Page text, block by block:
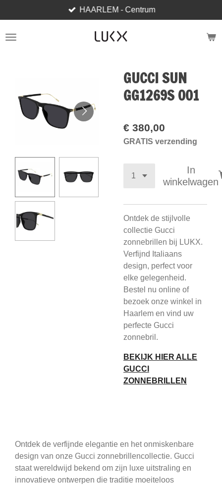
direct
naar
HAARLEM - Centrum
GUCCI SUN
GG1269S 001
€ 380,00
GRATIS verzending
In
winkelwagen
Ontdek de stijlvolle
collectie Gucci
zonnebrillen bij LUKX.
Verfijnd Italiaans
design, perfect voor
elke gelegenheid.
Bestel nu online of
bezoek onze winkel in
Haarlem en vind uw
perfecte Gucci
zonnebril.
BEKIJK HIER ALLE
GUCCI
ZONNEBRILLEN
Ontdek de verfijnde elegantie en het onmiskenbare
design van onze Gucci zonnebrillencollectie. Gucci
staat wereldwijd bekend om zijn luxe uitstraling en
innovatieve ontwerpen die traditie moeiteloos